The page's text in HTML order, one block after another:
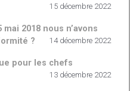
15 décembre 2022
2018 nous n’avons
?
14 décembre 2022
pour les chefs
13 décembre 2022